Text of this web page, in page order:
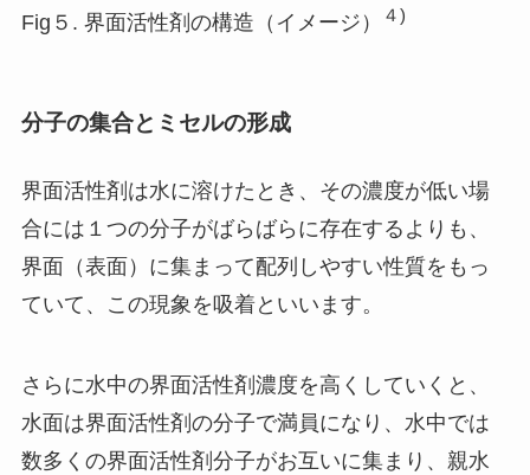
Fig５. 界面活性剤の構造（イメージ） ４)
分子の集合とミセルの形成
界面活性剤は水に溶けたとき、その濃度が低い場
合には１つの分子がばらばらに存在するよりも、
界面（表面）に集まって配列しやすい性質をもっ
ていて、この現象を吸着といいます。
さらに水中の界面活性剤濃度を高くしていくと、
水面は界面活性剤の分子で満員になり、水中では
数多くの界面活性剤分子がお互いに集まり、親水